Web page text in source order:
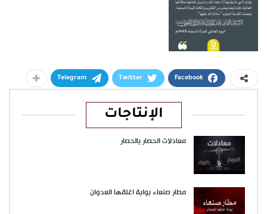
Facebook
Twitter
Telegram
الإنتاجات
معادلات الحصار بالحصار
مطار صنعاء بوابة اغلقها العدوان